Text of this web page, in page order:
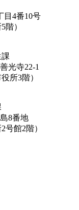
4番10号
光寺22-1
）
8番地
階）